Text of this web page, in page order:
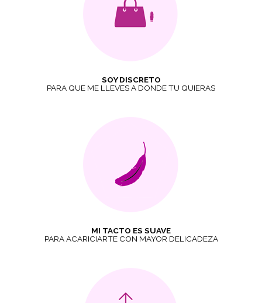
SOY DISCRETO
PARA QUE ME LLEVES A DONDE TU QUIERAS
MI TACTO ES SUAVE
PARA ACARICIARTE CON MAYOR DELICADEZA